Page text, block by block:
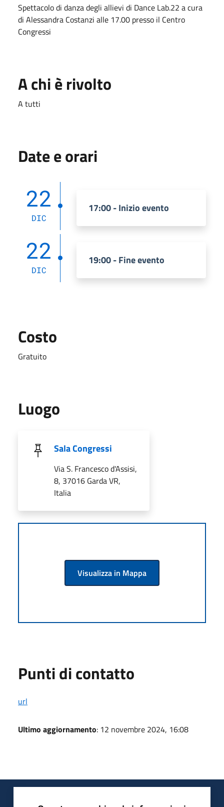
Spettacolo di danza degli allievi di Dance Lab.22 a cura
di Alessandra Costanzi alle 17.00 presso il Centro
Congressi
A chi è rivolto
A tutti
Date e orari
22
DIC
17:00 - Inizio evento
22
DIC
19:00 - Fine evento
Costo
Gratuito
Luogo
Sala Congressi
Via S. Francesco d'Assisi,
8, 37016 Garda VR,
Italia
Visualizza in Mappa
Punti di contatto
url
Ultimo aggiornamento: 12 novembre 2024, 16:08